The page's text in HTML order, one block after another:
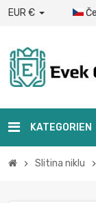
EUR €
KATEGORIEN
chevron_right Slitina niklu chevron_right